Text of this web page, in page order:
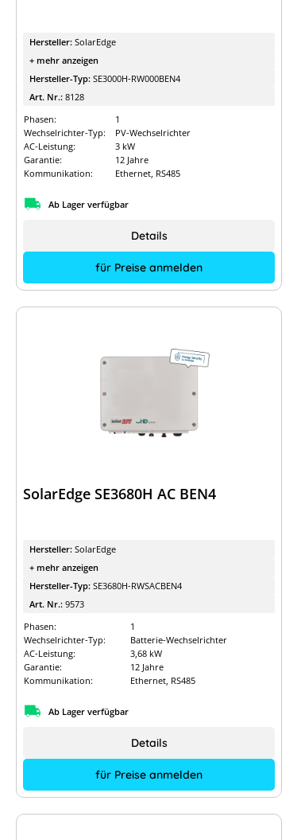
Hersteller: SolarEdge
+ mehr anzeigen
Hersteller-Typ: SE3000H-RW000BEN4
Art. Nr.: 8128
Phasen:
1
Wechselrichter-Typ:
PV-Wechselrichter
AC-Leistung:
3 kW
Garantie:
12 Jahre
Kommunikation:
Ethernet, RS485
Ab Lager verfügbar
für Preise anmelden
Details
SolarEdge SE3680H AC BEN4
Hersteller: SolarEdge
+ mehr anzeigen
Hersteller-Typ: SE3680H-RWSACBEN4
Art. Nr.: 9573
Phasen:
1
Wechselrichter-Typ:
Batterie-Wechselrichter
AC-Leistung:
3,68 kW
Garantie:
12 Jahre
Kommunikation:
Ethernet, RS485
Ab Lager verfügbar
für Preise anmelden
Details